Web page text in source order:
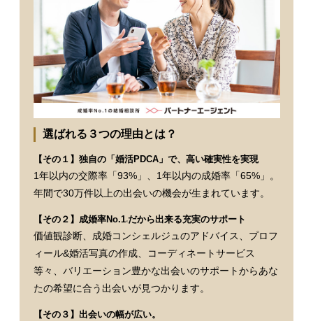
選ばれる３つの理由とは？
【その１】独自の「婚活PDCA」で、高い確実性を実現
1年以内の交際率「93%」、1年以内の成婚率「65%」。
年間で30万件以上の出会いの機会が生まれています。
【その２】成婚率No.1※だから出来る充実のサポート
価値観診断、成婚コンシェルジュのアドバイス、プロフ
ィール&婚活写真の作成、コーディネートサービス
等々、バリエーション豊かな出会いのサポートからあな
たの希望に合う出会いが見つかります。
【その３】出会いの幅が広い。